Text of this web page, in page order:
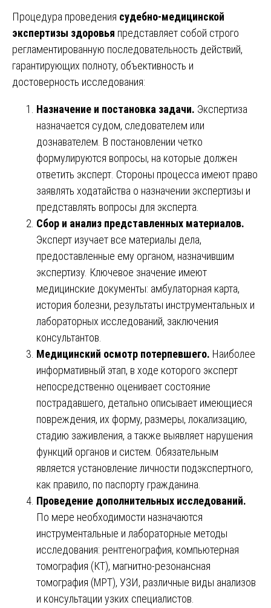
Процедура проведения судебно-медицинской
экспертизы здоровья представляет собой строго
регламентированную последовательность действий,
гарантирующих полноту, объективность и
достоверность исследования:
Назначение и постановка задачи. Экспертиза
назначается судом, следователем или
дознавателем. В постановлении четко
формулируются вопросы, на которые должен
ответить эксперт. Стороны процесса имеют право
заявлять ходатайства о назначении экспертизы и
представлять вопросы для эксперта.
Сбор и анализ представленных материалов.
Эксперт изучает все материалы дела,
предоставленные ему органом, назначившим
экспертизу. Ключевое значение имеют
медицинские документы: амбулаторная карта,
история болезни, результаты инструментальных и
лабораторных исследований, заключения
консультантов.
Медицинский осмотр потерпевшего. Наиболее
информативный этап, в ходе которого эксперт
непосредственно оценивает состояние
пострадавшего, детально описывает имеющиеся
повреждения, их форму, размеры, локализацию,
стадию заживления, а также выявляет нарушения
функций органов и систем. Обязательным
является установление личности подэкспертного,
как правило, по паспорту гражданина.
Проведение дополнительных исследований.
По мере необходимости назначаются
инструментальные и лабораторные методы
исследования: рентгенография, компьютерная
томография (КТ), магнитно-резонансная
томография (МРТ), УЗИ, различные виды анализов
и консультации узких специалистов.